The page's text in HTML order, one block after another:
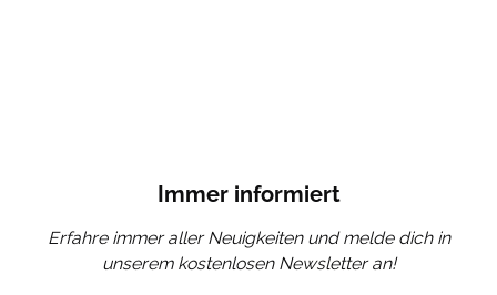
Immer informiert
Erfahre immer aller Neuigkeiten und melde dich in
unserem kostenlosen Newsletter an!